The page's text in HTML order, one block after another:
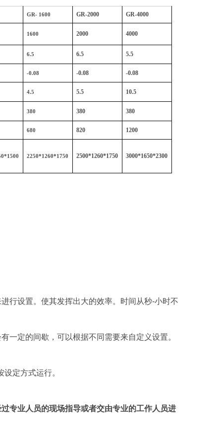
GR- 1600 GR-2000 GR-4000
1600 2000 4000
6.5 6.5 5.5
-0.08 -0.08 -0.08
4.5 5.5 10.5
380 380 380
680 820 1200
2250*1260*1750 2500*1260*1750 3000*1650*2300
行设置。使其发挥出大的效率。时间从秒-小时不
一定的间歇，可以根据不同需要来自定义设置。
设定方式运行。
专业人员的现场指导或者交由专业的工作人员进